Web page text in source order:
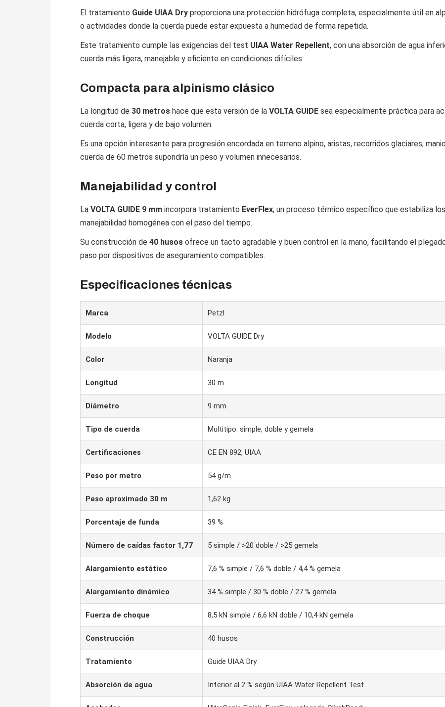
El tratamiento Guide UIAA Dry proporciona una protección hidrófuga completa, especialmente útil en
o actividades donde la cuerda puede estar expuesta a humedad de forma repetida.
Este tratamiento cumple las exigencias del test UIAA Water Repellent, con una absorción de agua
cuerda más ligera, manejable y eficiente en condiciones difíciles.
Compacta para alpinismo clásico
La longitud de 30 metros hace que esta versión de la VOLTA GUIDE sea especialmente práctica para
cuerda corta, ligera y de bajo volumen.
Es una opción interesante para progresión encordada en terreno alpino, aristas, recorridos glaciares,
cuerda de 60 metros supondría un peso y volumen innecesarios.
Manejabilidad y control
La VOLTA GUIDE 9 mm incorpora tratamiento EverFlex, un proceso térmico específico que estabiliza
manejabilidad homogénea con el paso del tiempo.
Su construcción de 40 husos ofrece un tacto agradable y buen control en la mano, facilitando el
paso por dispositivos de aseguramiento compatibles.
Especificaciones técnicas
Marca Petzl
Modelo VOLTA GUIDE Dry
Color Naranja
Longitud 30 m
Diámetro 9 mm
Tipo de cuerda Multitipo: simple, doble y gemela
Certificaciones CE EN 892, UIAA
Peso por metro 54 g/m
Peso aproximado 30 m 1,62 kg
Porcentaje de funda 39 %
Número de caídas factor 1,77 5 simple / >20 doble / >25 gemela
Alargamiento estático 7,6 % simple / 7,6 % doble / 4,4 % gemela
Alargamiento dinámico 34 % simple / 30 % doble / 27 % gemela
Fuerza de choque 8,5 kN simple / 6,6 kN doble / 10,4 kN gemela
Construcción 40 husos
Tratamiento Guide UIAA Dry
Absorción de agua Inferior al 2 % según UIAA Water Repellent Test